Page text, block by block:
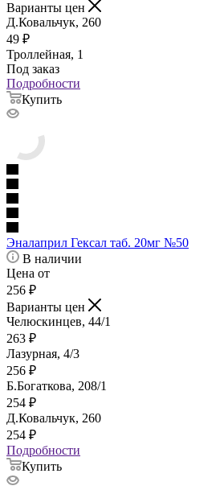
Варианты цен
Д.Ковальчук, 260
49 ₽
Троллейная, 1
Под заказ
Подробности
Купить
Эналаприл Гексал таб. 20мг №50
В наличии
Цена от
256 ₽
Варианты цен
Челюскинцев, 44/1
263 ₽
Лазурная, 4/3
256 ₽
Б.Богаткова, 208/1
254 ₽
Д.Ковальчук, 260
254 ₽
Подробности
Купить